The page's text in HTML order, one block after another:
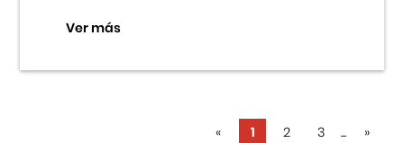
Ver más
« 1 2 3 ... »